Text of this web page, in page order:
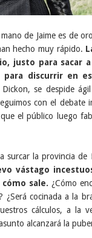
de Jaime es de
hecho muy rápido.
justo para sacar
para discurrir en
se despide
con el debate
el público luego
surcar la provincia de
vástago
sale. ¿Cómo
cocinada a la
cálculos, a la
alcanzará la